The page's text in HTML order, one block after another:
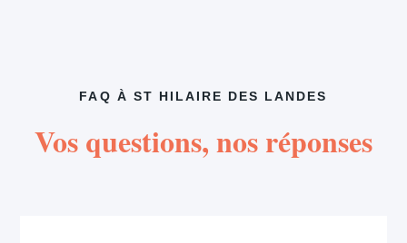
FAQ À ST HILAIRE DES LANDES
Vos questions, nos réponses